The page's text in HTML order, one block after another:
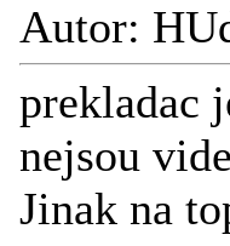
Autor:
prekladac
nejsou
Jinak na